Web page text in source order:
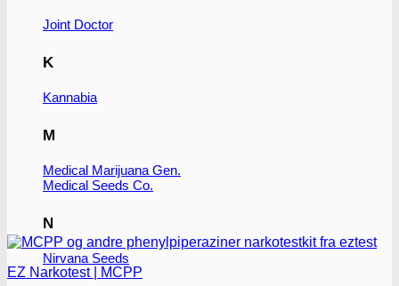
Joint Doctor
K
Kannabia
M
Medical Marijuana Gen.
Medical Seeds Co.
N
Nirvana Seeds
EZ Narkotest | MCPP